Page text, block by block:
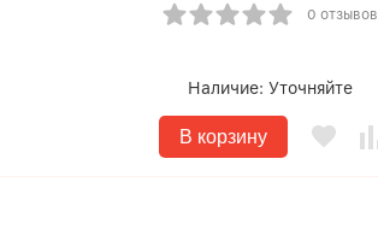
0 отзывов
Наличие: Уточняйте
В корзину